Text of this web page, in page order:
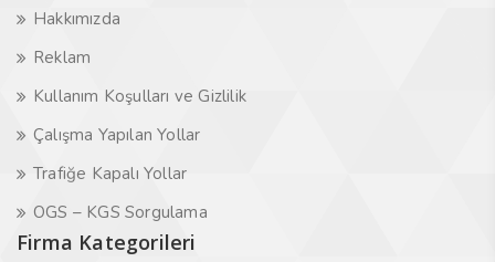
Hakkımızda
Reklam
Kullanım Koşulları ve Gizlilik
Çalışma Yapılan Yollar
Trafiğe Kapalı Yollar
OGS – KGS Sorgulama
Firma Kategorileri